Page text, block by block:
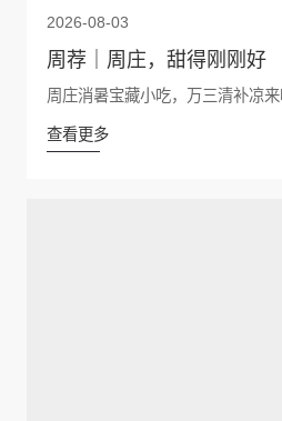
2026-08-03
周荐｜周庄，甜得刚刚好
周庄消暑宝藏小吃，万三清补凉
查看更多